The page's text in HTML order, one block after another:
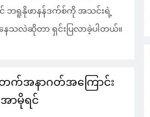
ဘရူနိုဖာနန်ဒက်စ်ကို အသင်းရဲ့
သလဲဆိုတာ ရှင်းပြလာခဲ့ပါတယ်။
က်အနာဂတ်အကြောင်း
ာမိုရင်